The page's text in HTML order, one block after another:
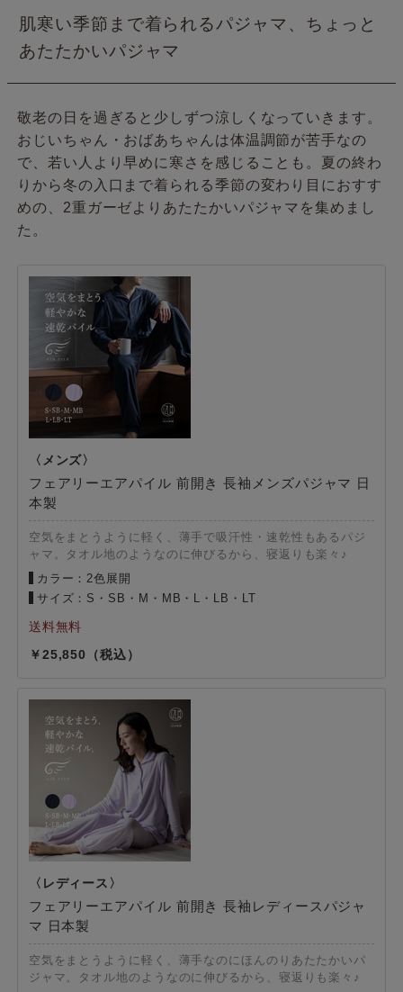
肌寒い季節まで着られるパジャマ、ちょっと
あたたかいパジャマ
敬老の日を過ぎると少しずつ涼しくなっていきます。
おじいちゃん・おばあちゃんは体温調節が苦手なの
で、若い人より早めに寒さを感じることも。夏の終わ
りから冬の入口まで着られる季節の変わり目におすす
めの、2重ガーゼよりあたたかいパジャマを集めまし
た。
フェアリーエアパイル 前開き 長袖メンズパジャマ 日
本製
空気をまとうように軽く、薄手で吸汗性・速乾性もあるパジ
ャマ。タオル地のようなのに伸びるから、寝返りも楽々♪
カラー：2色展開
サイズ：S・SB・M・MB・L・LB・LT
25,850
フェアリーエアパイル 前開き 長袖レディースパジャ
マ 日本製
空気をまとうように軽く、薄手なのにほんのりあたたかいパ
ジャマ。タオル地のようなのに伸びるから、寝返りも楽々♪